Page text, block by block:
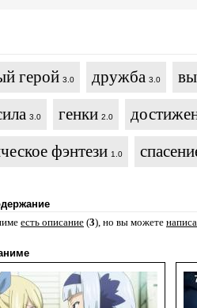
герой 3.0 дружба 3.0
3.0 генки 2.0
фэнтези 1.0
есть описание (3), но вы можете